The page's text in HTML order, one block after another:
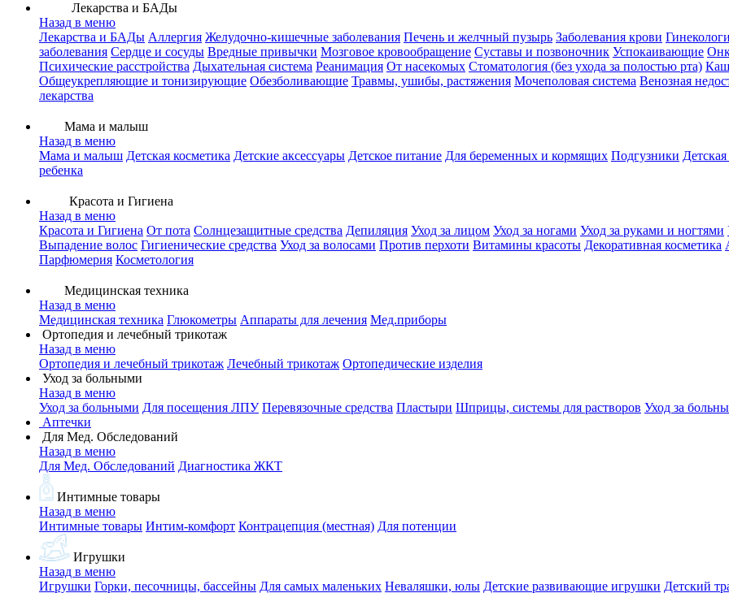
Лекарства и БАДы
Назад в меню
Лекарства и БАДы Аллергия Желудочно-кишечные заболевания Печень и желчный пузырь Заболевания крови
заболевания Сердце и сосуды Вредные привычки Мозговое кровообращение Суставы и позвоночник Успокаивающие
Психические расстройства Дыхательная система Реанимация От насекомых Стоматология (без ухода за полостью рта)
Общеукрепляющие и тонизирующие Обезболивающие Травмы, ушибы, растяжения Мочеполовая система Венозная
лекарства
Мама и малыш
Назад в меню
Мама и малыш Детская косметика Детские аксессуары Детское питание Для беременных и кормящих Подгузники
ребенка
Красота и Гигиена
Назад в меню
Красота и Гигиена От пота Солнцезащитные средства Депиляция Уход за лицом Уход за ногами Уход за руками и ногтями
Выпадение волос Гигиенические средства Уход за волосами Против перхоти Витамины красоты Декоративная косметика
Парфюмерия Косметология
Медицинская техника
Назад в меню
Медицинская техника Глюкометры Аппараты для лечения Мед.приборы
Ортопедия и лечебный трикотаж
Назад в меню
Ортопедия и лечебный трикотаж Лечебный трикотаж Ортопедические изделия
Уход за больными
Назад в меню
Уход за больными Для посещения ЛПУ Перевязочные средства Пластыри Шприцы, системы для растворов Уход за
Аптечки
Для Мед. Обследований
Назад в меню
Для Мед. Обследований Диагностика ЖКТ
Интимные товары
Назад в меню
Интимные товары Интим-комфорт Контрацепция (местная) Для потенции
Игрушки
Назад в меню
Игрушки Горки, песочницы, бассейны Для самых маленьких Неваляшки, юлы Детские развивающие игрушки Детский